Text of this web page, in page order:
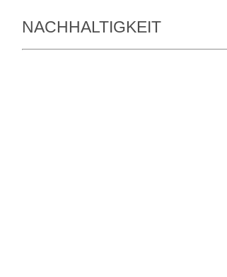
NACHHALTIGKEIT